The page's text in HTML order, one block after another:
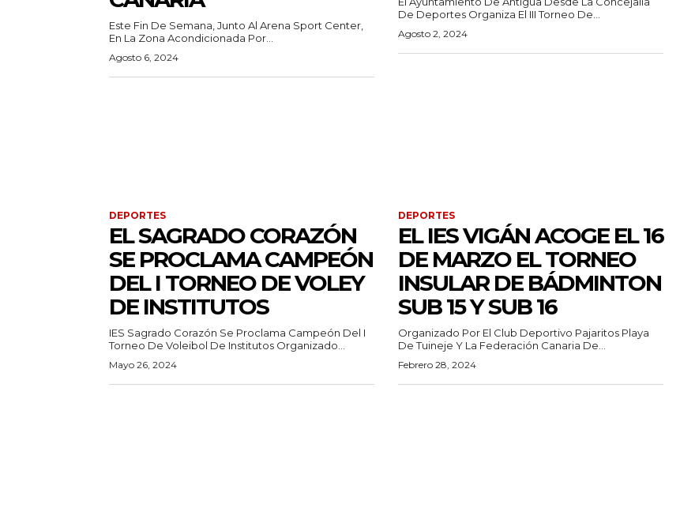
Este Fin De Semana, Junto Al Arena Sport Center,
En La Zona Acondicionada Por...
Agosto 6, 2024
De Deportes Organiza El III Torneo De...
Agosto 2, 2024
DEPORTES
EL SAGRADO CORAZÓN
SE PROCLAMA CAMPEÓN
DEL I TORNEO DE VOLEY
DE INSTITUTOS
IES Sagrado Corazón Se Proclama Campeón Del I
Torneo De Voleibol De Institutos Organizado...
Mayo 26, 2024
DEPORTES
EL IES VIGÁN ACOGE EL 16
DE MARZO EL TORNEO
INSULAR DE BÁDMINTON
SUB 15 Y SUB 16
Organizado Por El Club Deportivo Pajaritos Playa
De Tuineje Y La Federación Canaria De...
Febrero 28, 2024